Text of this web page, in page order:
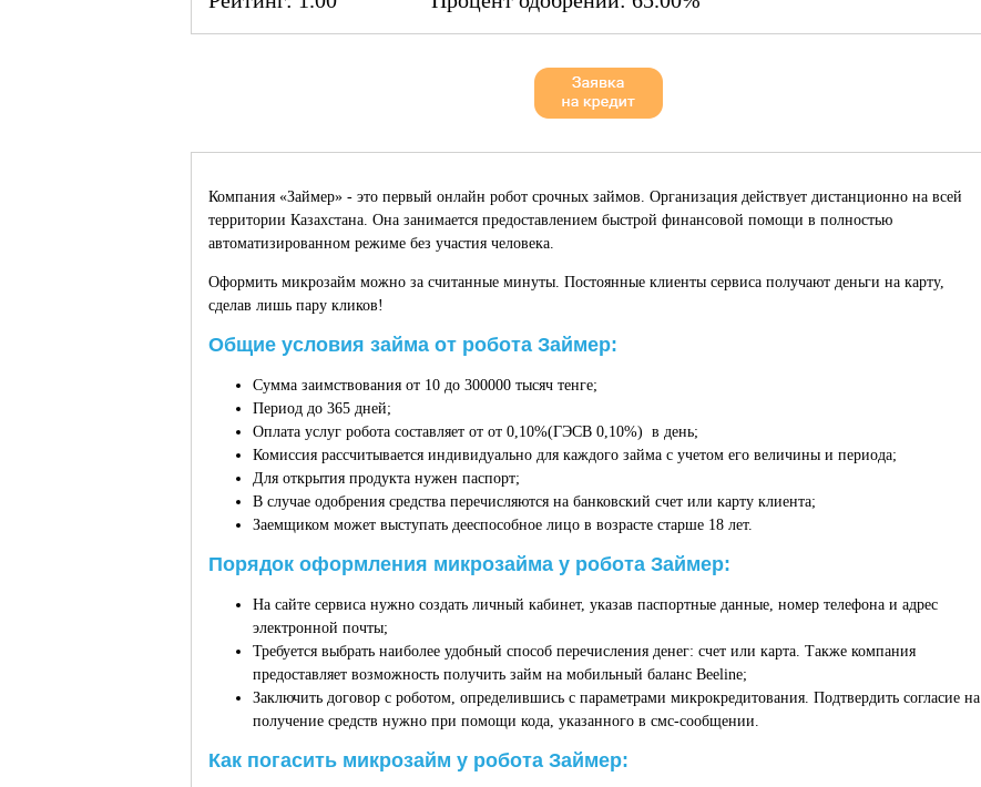
Компания «Займер» - это первый онлайн робот срочных займов. Организация действует дистанционно на всей
территории Казахстана. Она занимается предоставлением быстрой финансовой помощи в полностью
автоматизированном режиме без участия человека.
Оформить микрозайм можно за считанные минуты. Постоянные клиенты сервиса получают деньги на карту,
сделав лишь пару кликов!
Общие условия займа от робота Займер:
Сумма заимствования от 10 до 300000 тысяч тенге;
Период до 365 дней;
Оплата услуг робота составляет от от 0,10%(ГЭСВ 0,10%) в день;
Комиссия рассчитывается индивидуально для каждого займа с учетом его величины и периода;
Для открытия продукта нужен паспорт;
В случае одобрения средства перечисляются на банковский счет или карту клиента;
Заемщиком может выступать дееспособное лицо в возрасте старше 18 лет.
Порядок оформления микрозайма у робота Займер:
На сайте сервиса нужно создать личный кабинет, указав паспортные данные, номер телефона и адрес
электронной почты;
Требуется выбрать наиболее удобный способ перечисления денег: счет или карта. Также компания
предоставляет возможность получить займ на мобильный баланс Beeline;
Заключить договор с роботом, определившись с параметрами микрокредитования. Подтвердить согласие на
получение средств нужно при помощи кода, указанного в смс-сообщении.
Как погасить микрозайм у робота Займер: